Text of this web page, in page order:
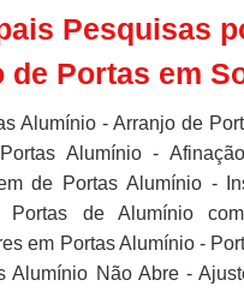
Pesquisas
de Portas em
Alumínio - Arranjo de
Alumínio -
de Portas Alumínio -
Portas de Alumínio
em Portas Alumínio -
Alumínio Não Abre -